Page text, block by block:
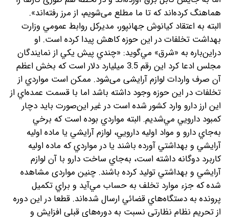
هماهنگ کرده‌اند که تا ما مطلع می‌شویم، از مرز رفته‌اند».
البته به اعتقاد كيانوش جهانپور، مديركل روابط عمومي وزارت
بهداشت تخلفات در اين حوزه كاهش پيدا كرده است. او
در‌اين‌باره به «شرق» مي‌گويد: «چندي پيش يكي از نمايندگان
مجلس ادعا كرد این رقم 3.5 ميليارد دلار است كه بخش اعظم
آن صرف واردات لوازم آرایشی می‌شود. ممكن است مواردي از
تخلفات در اين حوزه وجود داشته باشد اما با قسمت عمده‌اي از
اين ارز دارو وارد كشور شده است در غير اين‌صورت بايد دچار
كمبود دارويي مي‌شديم. البته مواردي بوده است كه برخي
به‌جاي دارو و مواد اوليه دارويي، لوازم آرايشي يا ماده اوليه
آرايشي و بهداشتي آورده باشند يا در مواردي كه ماده اوليه
كاربرد دوگانه داشته است، به‌جاي ساخت دارو با آن لوازم
آرايشي و بهداشتي توليد كرده باشند. چنين مواردی مشاهده
شده كه جزء موارد تخلف به حساب مي‌آيد و براي تكميل
پرونده به دستگاه‌هاي قضائي ارسال شده‌اند. قطعا در اين دوره
از تحريم نظام نظارتي نسبت به دوره‌هاي قبلي افزايش و